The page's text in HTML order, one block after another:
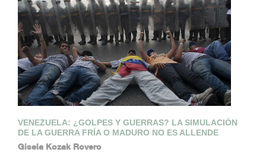
VENEZUELA: ¿GOLPES Y GUERRAS? LA SIMULACIÓN
DE LA GUERRA FRÍA O MADURO NO ES ALLENDE
Gisela Kozak Rovero